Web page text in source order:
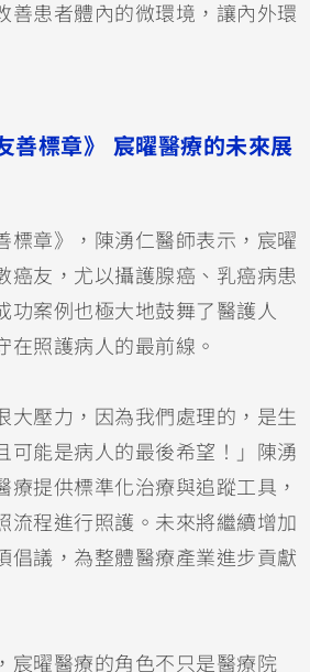
善患者體內的微環境，讓內外環
善標章》 宸曜醫療的未來展
標章》，陳湧仁醫師表示，宸曜
癌友，尤以攝護腺癌、乳癌病患
功案例也極大地鼓舞了醫護人
在照護病人的最前線。
大壓力，因為我們處理的，是生
可能是病人的最後希望！」陳湧
療提供標準化治療與追蹤工具，
流程進行照護。未來將繼續增加
倡議，為整體醫療產業進步貢獻
宸曜醫療的角色不只是醫療院